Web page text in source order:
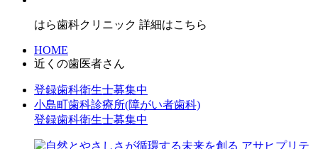
はら歯科クリニック 詳細はこちら
HOME
近くの歯医者さん
登録歯科衛生士募集中
小島町歯科診療所(障がい者歯科)
登録歯科衛生士募集中